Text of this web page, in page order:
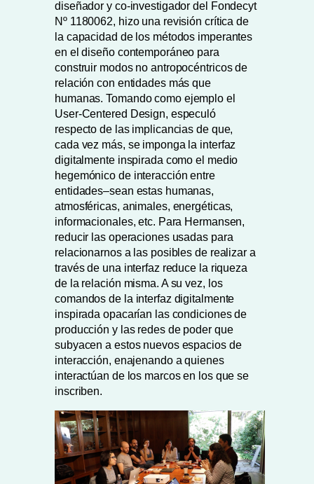
diseñador y co-investigador del Fondecyt
Nº 1180062, hizo una revisión crítica de
la capacidad de los métodos imperantes
en el diseño contemporáneo para
construir modos no antropocéntricos de
relación con entidades más que
humanas. Tomando como ejemplo el
User-Centered Design, especuló
respecto de las implicancias de que,
cada vez más, se imponga la interfaz
digitalmente inspirada como el medio
hegemónico de interacción entre
entidades–sean estas humanas,
atmosféricas, animales, energéticas,
informacionales, etc. Para Hermansen,
reducir las operaciones usadas para
relacionarnos a las posibles de realizar a
través de una interfaz reduce la riqueza
de la relación misma. A su vez, los
comandos de la interfaz digitalmente
inspirada opacarían las condiciones de
producción y las redes de poder que
subyacen a estos nuevos espacios de
interacción, enajenando a quienes
interactúan de los marcos en los que se
inscriben.